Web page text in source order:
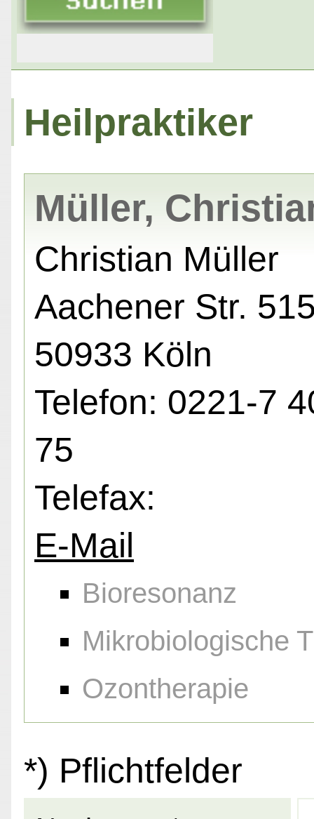
Heilpraktiker
Müller,
Christian Müller
Aachener Str.
50933 Köln
Telefon: 0221-7
75
Telefax:
E-Mail
Bioresonanz
Mikrobiologische
Ozontherapie
*) Pflichtfelder